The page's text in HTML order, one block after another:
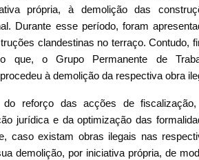
própria, à demolição das
Durante esse período, foram
clandestinas no terraço. Contudo,
que, o Grupo Permanente de
à demolição da respectiva obra
reforço das acções de
jurídica e da optimização das
caso existam obras ilegais nas
demolição, por iniciativa própria, de